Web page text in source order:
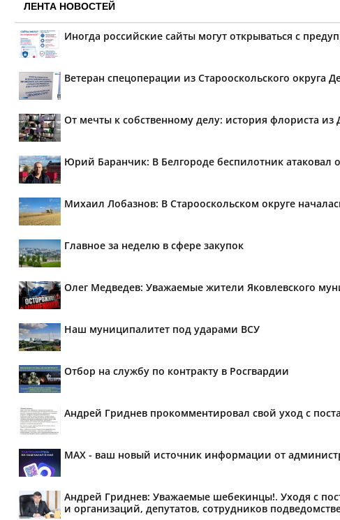
ЛЕНТА НОВОСТЕЙ
Иногда российские сайты могут открываться с
Ветеран спецоперации из Старооскольского
От мечты к собственному делу: история флориста из
Юрий Баранчик: В Белгороде беспилотник атаковал
Михаил Лобазнов: В Старооскольском округе
Главное за неделю в сфере закупок
Олег Медведев: Уважаемые жители Яковлевского
Наш муниципалитет под ударами ВСУ
Отбор на службу по контракту в Росгвардии
Андрей Гриднев прокомментировал свой уход с
MAX - ваш новый источник информации от
Андрей Гриднев: Уважаемые шебекинцы!. Уходя с
и организаций, депутатов, сотрудников